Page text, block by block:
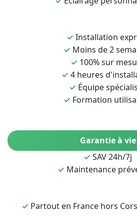
✓ Installation
✓ Moins de 2
✓ 100% sur
✓ 4 heures
✓ Équipe
✓ Formation
Garantie à vie
✓ SAV 24h/7j
✓ Maintenance
✓ Partout en France hors